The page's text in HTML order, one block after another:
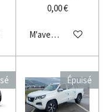
0,00 €
M'avertir si
Épuisé